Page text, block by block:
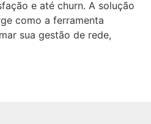
e até churn. A solução
como a ferramenta
sua gestão de rede,